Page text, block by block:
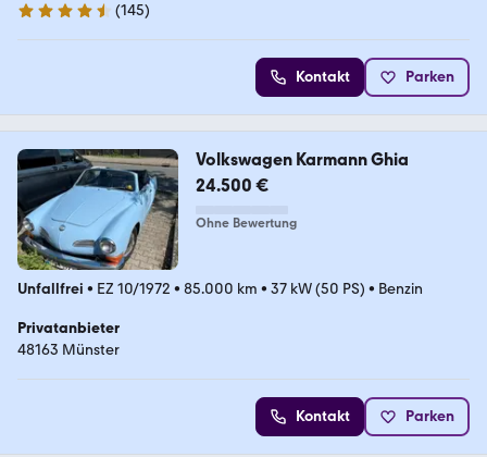
4.5 Sterne
(145)
Kontakt Parken
Volkswagen Karmann Ghia
24.500 €
Ohne Bewertung
Unfallfrei • EZ 10/1972 • 85.000 km • 37 kW (50 PS) • Benzin
Privatanbieter
48163 Münster
Kontakt Parken